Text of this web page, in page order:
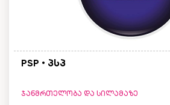
PSP • პსპ
ჯანმრთელობა და სილამაზე